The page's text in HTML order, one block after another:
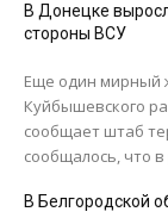
В Донецке
стороны ВСУ
Еще один мирный
Куйбышевского
сообщает штаб
сообщалось, что в
В Белгородской